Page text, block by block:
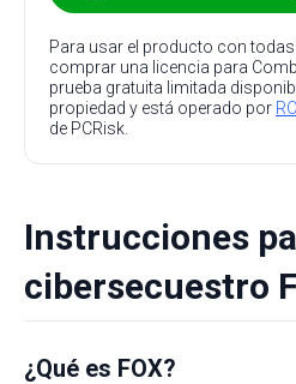
Para usar el producto con
comprar una licencia para
prueba gratuita limitada
propiedad y está operado por
de PCRisk.
Instrucciones
cibersecuestro
¿Qué es FOX?